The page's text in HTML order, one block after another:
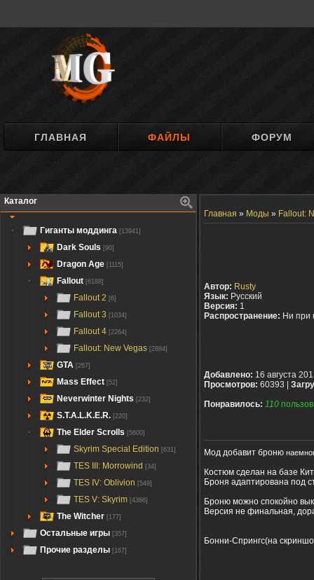
ГЛАВНАЯ ФАЙЛЫ ФОРУМ
Каталог
Гиганты моддинга [13941]
Dark Souls [90]
Dragon Age [1115]
Fallout [6188]
Fallout 2 [6]
Fallout 3 [1034]
Fallout 4 [2264]
Fallout: New Vegas [2884]
GTA [267]
Mass Effect [52]
Neverwinter Nights [232]
S.T.A.L.K.E.R. [220]
The Elder Scrolls [5600]
Skyrim Special Edition [631]
TES III: Morrowind [34]
TES IV: Oblivion [549]
TES V: Skyrim [4386]
The Witcher [177]
Остальные игры [357]
Прочие разделы [167]
Главная » Моды » Fallout:
Автор: Rusty
Язык: Русский
Версия: 1
Распространение: Ни при
Добавлено: 16 августа
Просмотров: 60393 |
Понравилось: 110
Мод добавит броню
Костюм сделан на базе
Броня адаптирована под
Броню можно спокойно
Версия не финальная,
Бонни-Спрингс(на